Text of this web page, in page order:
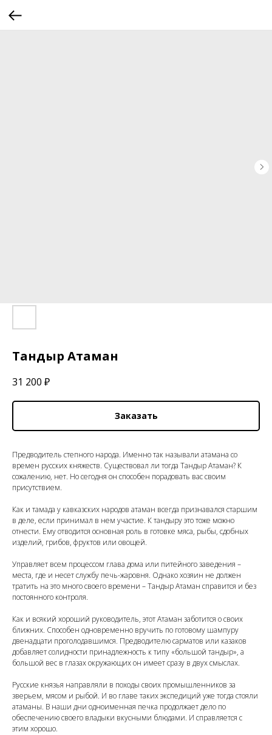
Тандыр Атаман
31 200 ₽
Заказать
Предводитель степного народа. Именно так называли атамана со
времен русских княжеств. Существовал ли тогда Тандыр Атаман? К
сожалению, нет. Но сегодня он способен порадовать вас своим
присутствием.
Как и тамада у кавказских народов атаман всегда признавался старшим
в деле, если принимал в нем участие. К тандыру это тоже можно
отнести. Ему отводится основная роль в готовке мяса, рыбы, сдобных
изделий, грибов, фруктов или овощей.
Управляет всем процессом глава дома или питейного заведения –
места, где и несет службу печь-жаровня. Однако хозяин не должен
тратить на это много своего времени – Тандыр Атаман справится и без
постоянного контроля.
Как и всякий хороший руководитель, этот Атаман заботится о своих
ближних. Способен одновременно вручить по готовому шампуру
двенадцати проголодавшимся. Предводителю сарматов или казаков
добавляет солидности принадлежность к типу «большой тандыр», а
большой вес в глазах окружающих он имеет сразу в двух смыслах.
Русские князья направляли в походы своих промышленников за
зверьем, мясом и рыбой. И во главе таких экспедиций уже тогда стояли
атаманы. В наши дни одноименная печка продолжает дело по
обеспечению своего владыки вкусными блюдами. И справляется с
этим хорошо.